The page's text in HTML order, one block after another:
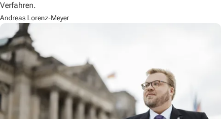
Verfahren.
Andreas Lorenz-Meyer